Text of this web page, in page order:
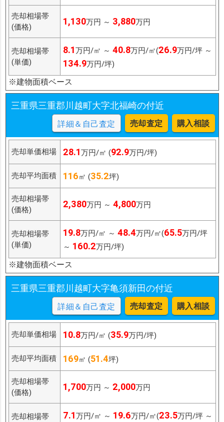
売却相場帯
(価格)
1,130万円 ～ 3,880万円
売却相場帯
(単価)
8.1万円/㎡ ～ 40.8万円/㎡(26.9万円/坪 ～
134.9万円/坪)
※建物面積ベース
三重県三重郡川越町大字北福崎の付近
詳細＆自己査定 売却査定 購入相談
売却単価相場 28.1万円/㎡ (92.9万円/坪)
売却平均面積 116㎡ (35.2坪)
売却相場帯
(価格)
2,380万円 ～ 4,800万円
売却相場帯
(単価)
19.8万円/㎡ ～ 48.4万円/㎡(65.5万円/坪
～ 160.2万円/坪)
※建物面積ベース
三重県三重郡川越町大字亀須新田の付近
詳細＆自己査定 売却査定 購入相談
売却単価相場 10.8万円/㎡ (35.9万円/坪)
売却平均面積 169㎡ (51.4坪)
売却相場帯
(価格)
1,700万円 ～ 2,000万円
売却相場帯
7.1万円/㎡ ～ 19.6万円/㎡(23.5万円/坪 ～